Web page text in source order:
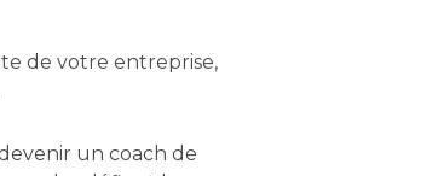
de votre entreprise,
un coach de